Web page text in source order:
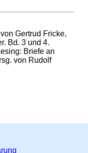
Gertrud Fricke,
Bd. 3 und 4.
Briefe an
von Rudolf